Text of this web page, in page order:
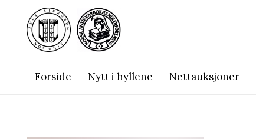
Forside Nytt i hyllene Nettauksjoner